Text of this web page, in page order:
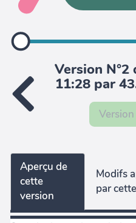
Version N°2
11:28 par
Aperçu de
cette
version
Modifs
par